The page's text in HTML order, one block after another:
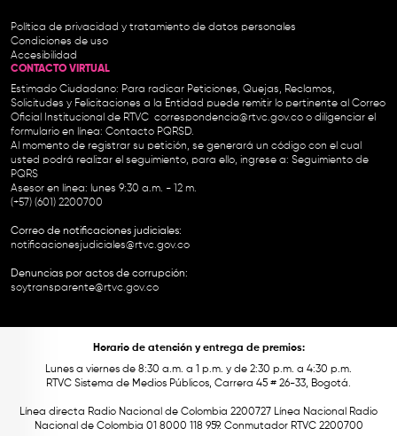
Política de privacidad y tratamiento de datos personales
Condiciones de uso
Accesibilidad
CONTACTO VIRTUAL
Estimado Ciudadano: Para radicar Peticiones, Quejas, Reclamos,
Solicitudes y Felicitaciones a la Entidad puede remitir lo pertinente al Correo
Oficial Institucional de RTVC correspondencia@rtvc.gov.co o diligenciar el
formulario en línea: Contacto PQRSD.
Al momento de registrar su petición, se generará un código con el cual
usted podrá realizar el seguimiento, para ello, ingrese a: Seguimiento de
PQRS
Asesor en línea: lunes 9:30 a.m. - 12 m.
(+57) (601) 2200700
Correo de notificaciones judiciales:
notificacionesjudiciales@rtvc.gov.co
Denuncias por actos de corrupción:
soytransparente@rtvc.gov.co
Horario de atención y entrega de premios:
Lunes a viernes de 8:30 a.m. a 1 p.m. y de 2:30 p.m. a 4:30 p.m.
RTVC Sistema de Medios Públicos, Carrera 45 # 26-33, Bogotá.
Línea directa Radio Nacional de Colombia 2200727 Línea Nacional Radio
Nacional de Colombia 01 8000 118 959. Conmutador RTVC 2200700